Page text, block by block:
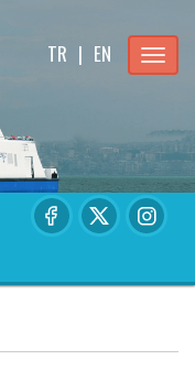
Menu
EN
|
TR